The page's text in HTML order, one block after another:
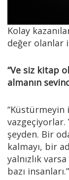
Kolay
değer olanlar
“Ve siz kitap
almanın
“Küstürmeyin
vazgeçiyorlar.
şeyden. Bir
kalmayı, bir
yalnızlık
bazı insanları.”